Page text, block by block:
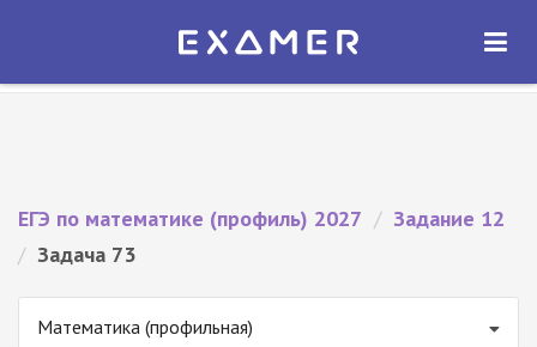
Экзамер — ЕГЭ 2027
ОТКРЫТЬ
ЕГЭ по математике (профиль) 2027 / Задание 12
/ Задача 73
Математика (профильная)